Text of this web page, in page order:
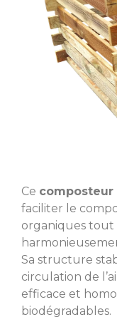
Ce composteur
faciliter le
organiques tout
Sa structure
circulation de
efficace et
biodégradables.